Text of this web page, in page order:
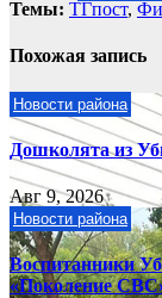
Темы: ТГпост,
Похожая запись
Новости района
Дошколята из
Авг 9, 2026
Новости района
Воспитанники
«Поколение